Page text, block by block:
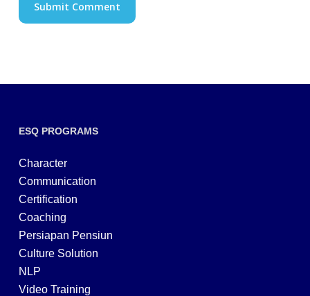
ESQ PROGRAMS
Character
Communication
Certification
Coaching
Persiapan Pensiun
Culture Solution
NLP
Video Training